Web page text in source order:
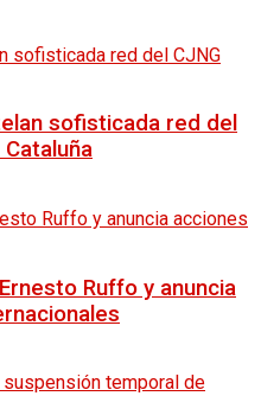
sofisticada red del
Ruffo y anuncia